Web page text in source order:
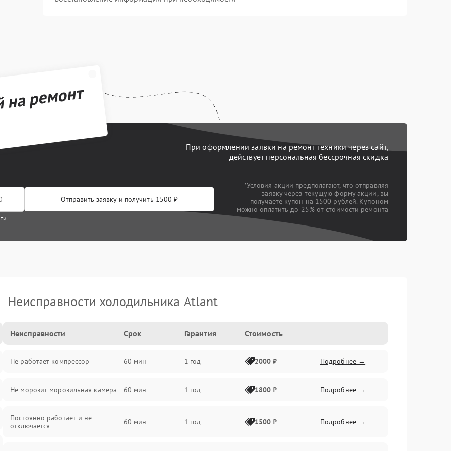
ремонт
При оформлении заявки на ремонт техники через сайт,
действует персональная бессрочная скидка
Отправить заявку и получить 1500 ₽
*Условия акции предполагают, что отправляя
заявку через текущую форму акции, вы
получаете купон на 1500 рублей. Купоном
можно оплатить до 25% от стоимости ремонта
Неисправности холодильника Atlant
Неисправности Срок Гарантия Стоимость
Не работает компрессор 60 мин 1 год 2000 ₽ Подробнее →
Не морозит морозильная камера 60 мин 1 год 1800 ₽ Подробнее →
Постоянно работает и не
отключается
60 мин 1 год 1500 ₽ Подробнее →